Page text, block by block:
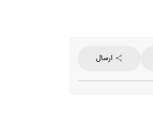
ارسال